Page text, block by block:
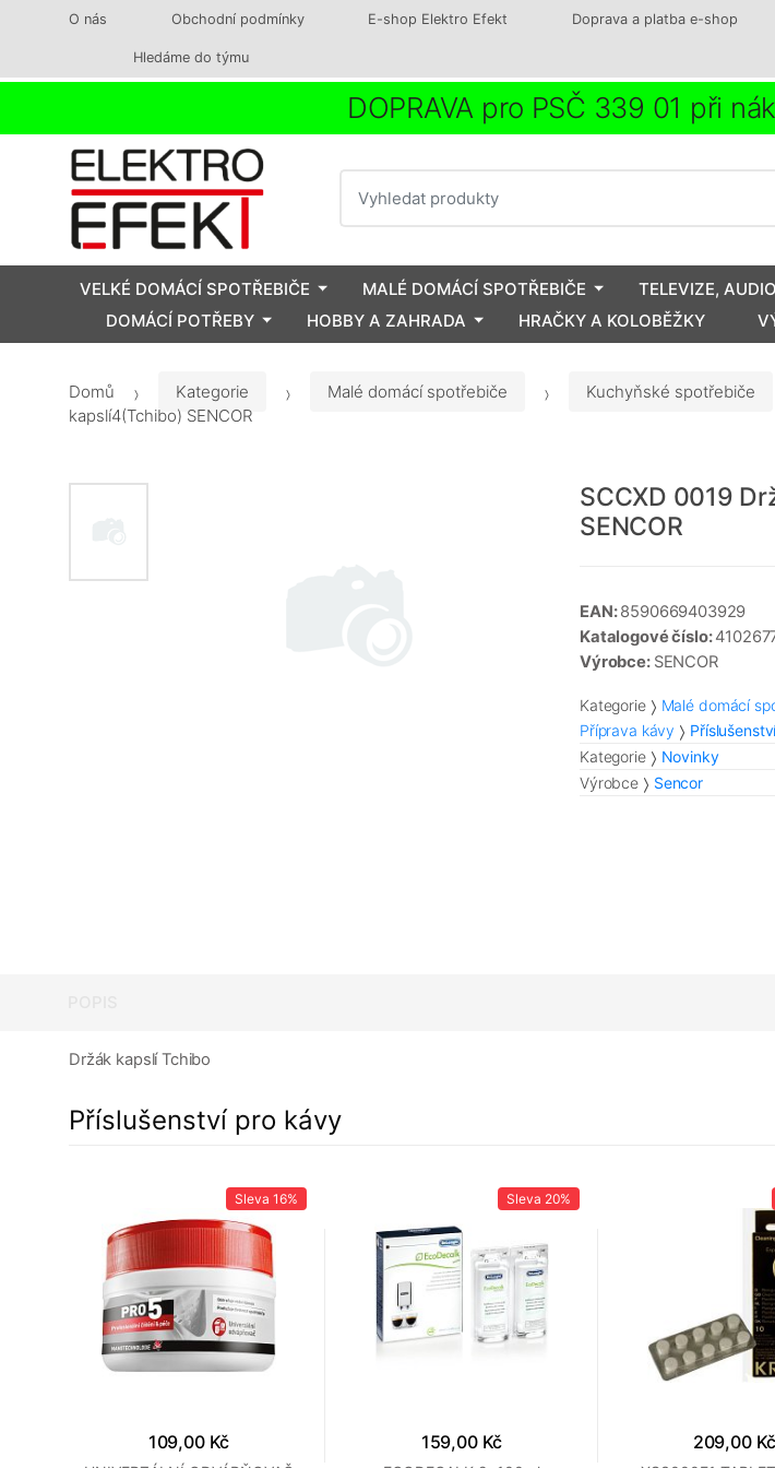
O nás Obchodní podmínky E-shop Elektro Efekt Doprava a platba e-shop
Hledáme do týmu
DOPRAVA pro PSČ 339 01 při
VELKÉ DOMÁCÍ SPOTŘEBIČE MALÉ DOMÁCÍ SPOTŘEBIČE TELEVIZE,
DOMÁCÍ POTŘEBY
HOBBY A ZAHRADA HRAČKY A KOLOBĚŽKY
Domů Kategorie Malé domácí spotřebiče Kuchyňské spotřebiče
kapslí4(Tchibo) SENCOR
SCCXD 0019
SENCOR
EAN:8590669403929
Katalogové číslo:
Výrobce: SENCOR
Kategorie Malé domácí
Příprava kávy
Kategorie
Novinky
Výrobce
Sencor
Držák kapslí Tchibo
Příslušenství pro kávy
Sleva 16%
109,00 Kč
Sleva 20%
159,00 Kč 209,00 Kč